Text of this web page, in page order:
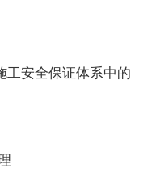
工安全保证体系中的